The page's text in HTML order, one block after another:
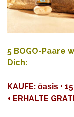
5 BOGO-Paare
Dich:
KAUFE: ōasis •
+ ERHALTE